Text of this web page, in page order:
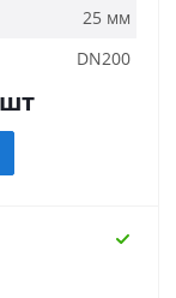
25 мм
DN200